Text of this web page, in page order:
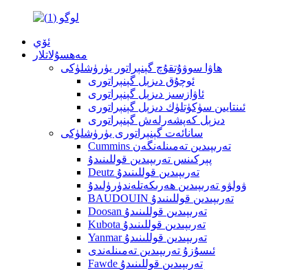
ئۆي
مەھسۇلاتلار
ھاۋا سوۋۇتقۇچ گېنېراتور يۈرۈشلۈكى
ئوچۇق دىزېل گېنېراتورى
ئاۋازسىز دىزېل گېنېراتورى
ئىنتايىن سۈكۈتلۈك دىزېل گېنېراتورى
دىزېل كەپشەرلەش گېنېراتورى
سانائەت گېنېراتورى يۈرۈشلۈكى
Cummins تەرىپىدىن تەمىنلەنگەن
پېركىنس تەرىپىدىن قوللىنىدۇ
Deutz تەرىپىدىن قوللىنىدۇ
ۋولۋو تەرىپىدىن ھەرىكەتلەندۈرۈلىدۇ
BAUDOUIN تەرىپىدىن قوللىنىدۇ
Doosan تەرىپىدىن قوللىنىدۇ
Kubota تەرىپىدىن قوللىنىدۇ
Yanmar تەرىپىدىن قوللىنىدۇ
ئىسۇزۇ تەرىپىدىن تەمىنلەندى
Fawde تەرىپىدىن قوللىنىدۇ